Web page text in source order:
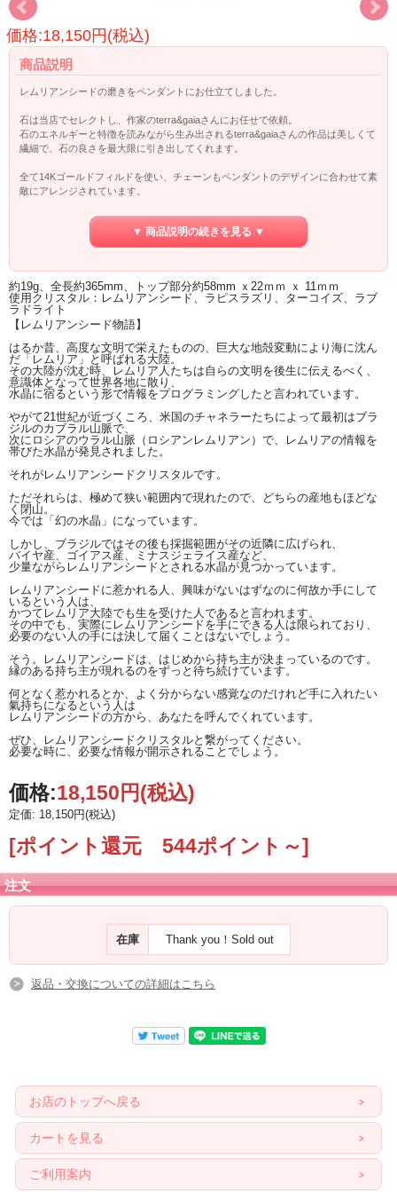
価格:18,150円(税込)
商品説明
レムリアンシードの磨きをペンダントにお仕立てしました。
石は当店でセレクトし、作家のterra&gaiaさんにお任せで依頼。
石のエネルギーと特徴を読みながら生み出されるterra&gaiaさんの作品は美しくて
繊細で、石の良さを最大限に引き出してくれます。
全て14Kゴールドフィルドを使い、チェーンもペンダントのデザインに合わせて素
敵にアレンジされています。
古代レムリア人がクリスタルをボディとして地球に転生したクリスタルと言われ
面に入ったバーコードが特長で、瞑想中にバーコードを指先で繰っていくと次元
レムリアンシードの情報につては、ページ下部をご覧ください。
▼ 商品説明の続きを見る ▼
約19g、全長約365mm、トップ部分約58mm ｘ22ｍｍ ｘ 11ｍｍ
使用クリスタル：レムリアンシード、ラピスラズリ、ターコイズ、ラブ
ラドライト
【レムリアンシード物語】
はるか昔、高度な文明で栄えたものの、巨大な地殻変動により海に沈ん
だ「レムリア」と呼ばれる大陸。
その大陸が沈む時、レムリア人たちは自らの文明を後生に伝えるべく、
意識体となって世界各地に散り、
水晶に宿るという形で情報をプログラミングしたと言われています。
やがて21世紀が近づくころ、米国のチャネラーたちによって最初はブラ
ジルのカブラル山脈で、
次にロシアのウラル山脈（ロシアンレムリアン）で、レムリアの情報を
帯びた水晶が発見されました。
それがレムリアンシードクリスタルです。
ただそれらは、極めて狭い範囲内で現れたので、どちらの産地もほどな
く閉山。
今では「幻の水晶」になっています。
しかし、ブラジルではその後も採掘範囲がその近隣に広げられ、
バイヤ産、ゴイアス産、ミナスジェライス産など、
少量ながらレムリアンシードとされる水晶が見つかっています。
レムリアンシードに惹かれる人、興味がないはずなのに何故か手にして
いるという人は、
かつてレムリア大陸でも生を受けた人であると言われます。
その中でも、実際にレムリアンシードを手にできる人は限られており、
必要のない人の手には決して届くことはないでしょう。
そう。レムリアンシードは、はじめから持ち主が決まっているのです。
縁のある持ち主が現れるのをずっと待ち続けています。
何となく惹かれるとか、よく分からない感覚なのだけれど手に入れたい
氣持ちになるという人は
レムリアンシードの方から、あなたを呼んでくれています。
ぜひ、レムリアンシードクリスタルと繋がってください。
必要な時に、必要な情報が開示されることでしょう。
価格:18,150円(税込)
定価: 18,150円(税込)
[ポイント還元 544ポイント～]
注文
在庫 Thank you！Sold out
返品・交換についての詳細はこちら
お店のトップへ戻る
カートを見る
ご利用案内